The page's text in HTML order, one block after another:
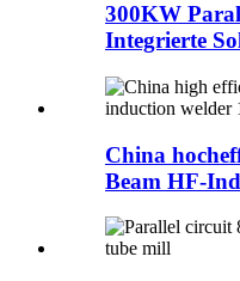
300KW
Integrierte
China
Beam HF-